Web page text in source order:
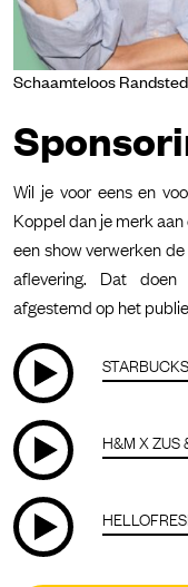
Schaamteloos
Wil je voor eens en
Koppel dan je merk
een show verwerken
aflevering. Dat
afgestemd op het
H&M X ZUS